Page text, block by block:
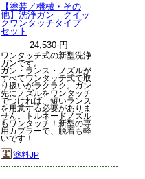
【塗装／機械・その
他】洗浄ガン クイッ
クワンタッチタイプ
セット
24,530 円
ワンタッチ式の新型洗浄
ガンです。
ガン・ランス・ノズルが
すべてワンタッチ式で取
り扱いがラクラク。ガン
先にノズルをワンタッチ
でつければ、短いランス
を用意する必要がありま
せん。トルネードノズル
もワンタッチ！新型の専
用カプラーで、脱着も軽
いです！
塗料JP